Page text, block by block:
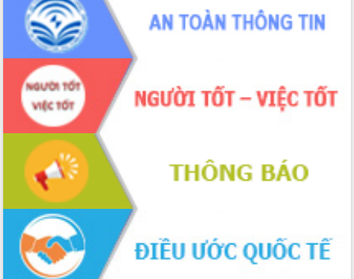
Ứng dụng sinh trắc học - Bước tiến
trong hành trình chuyển đổi số tại Đắk
Đắk Lắk nâng cao hiệu quả công tác
Đảng từ Sổ tay đảng viên điện tử
Đắk Lắk đẩy mạnh nuôi biển công
nghệ, hướng tới phát triển thủy sản
bền vững
Tập huấn nâng cao năng lực triển khai
chuyển đổi số cho cán bộ, công chức
cấp xã
Đắk Lắk phát động hưởng ứng Ngày
Quyền của người tiêu dùng Việt Nam
2026
Đẩy mạnh cải cách hành chính, quyết
tâm đạt được mục tiêu tăng trưởng